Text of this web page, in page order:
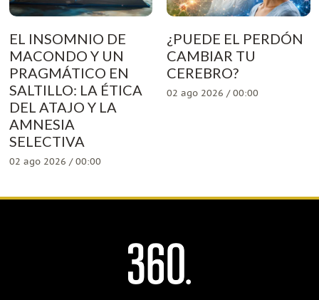
EL INSOMNIO DE
MACONDO Y UN
PRAGMÁTICO EN
SALTILLO: LA ÉTICA
DEL ATAJO Y LA
AMNESIA
SELECTIVA
02 ago 2026 / 00:00
¿PUEDE EL PERDÓN
CAMBIAR TU
CEREBRO?
02 ago 2026 / 00:00